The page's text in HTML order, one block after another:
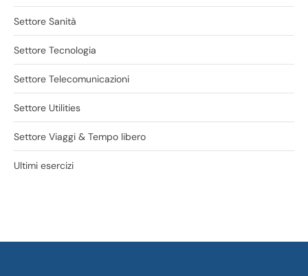
Settore Sanità
Settore Tecnologia
Settore Telecomunicazioni
Settore Utilities
Settore Viaggi & Tempo libero
Ultimi esercizi